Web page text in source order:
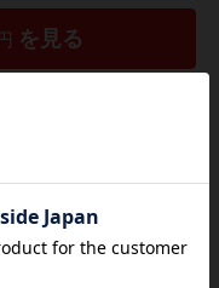
円 を見る
する